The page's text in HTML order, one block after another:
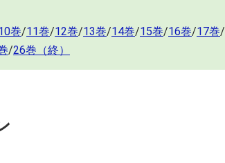
巻/11巻/12巻/13巻/14巻/15巻/16巻/17巻/
/26巻（終）